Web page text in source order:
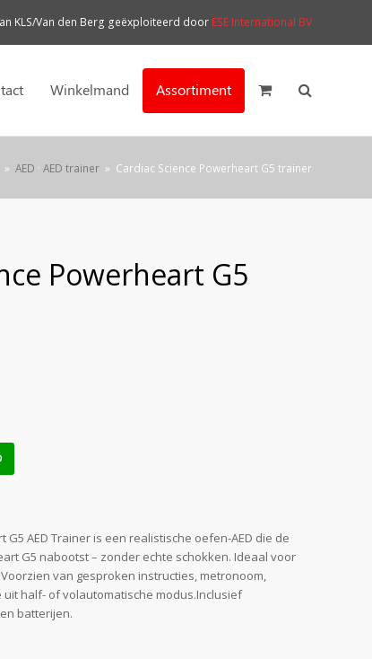
KLS/Van den Berg geëxploiteerd door ESE International BV
Winkelmand Assortiment
» AED · AED trainer » Cardiac Science Powerheart G5 trainer
Powerheart G5
G5 AED Trainer is een realistische oefen-AED die de
G5 nabootst – zonder echte schokken. Ideaal voor
van gesproken instructies, metronoom,
uit half- of volautomatische modus.Inclusief
batterijen.